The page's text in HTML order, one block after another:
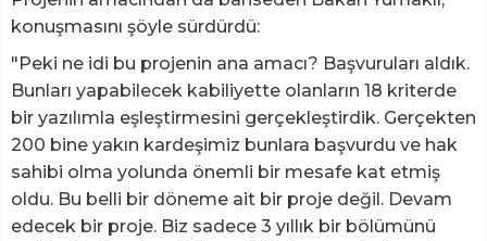
konuşmasını şöyle sürdürdü:
"Peki ne idi bu projenin ana amacı? Başvuruları aldık.
Bunları yapabilecek kabiliyette olanların 18 kriterde
bir yazılımla eşleştirmesini gerçekleştirdik. Gerçekten
200 bine yakın kardeşimiz bunlara başvurdu ve hak
sahibi olma yolunda önemli bir mesafe kat etmiş
oldu. Bu belli bir döneme ait bir proje değil. Devam
edecek bir proje. Biz sadece 3 yıllık bir bölümünü